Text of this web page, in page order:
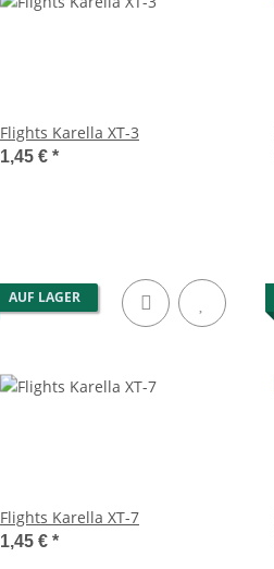
Flights Karella XT-3
1,45 € *
AUF LAGER
Flights Karella XT-7
1,45 € *